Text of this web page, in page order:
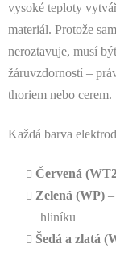
vysoké teploty
materiál. Protože
neroztavuje, musí
žáruvzdorností –
thoriem nebo cerem.
Každá barva
Červená
Zelená (WP)
hliníku
Šedá a zlatá